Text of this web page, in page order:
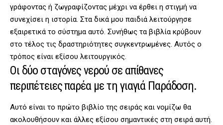
γράφοντας ή ζωγραφίζοντας μέχρι να έρθει η στιγμή να
συνεχίσει η ιστορία. Στα δικά μου παιδιά λειτούργησε
εξαιρετικά το σύστημα αυτό. Συνήθως τα βιβλία κρύβουν
στο τέλος τις δραστηριότητες συγκεντρωμένες. Αυτός ο
τρόπος είναι εξίσου λειτουργικός.
Οι δύο σταγόνες νερού σε απίθανες
περιπέτειες παρέα με τη γιαγιά Παράδοση.
Αυτό είναι το πρώτο βιβλίο της σειράς και νομίζω θα
ακολουθήσουν και άλλες εξίσου σημαντικές στη σειρά αυτή.